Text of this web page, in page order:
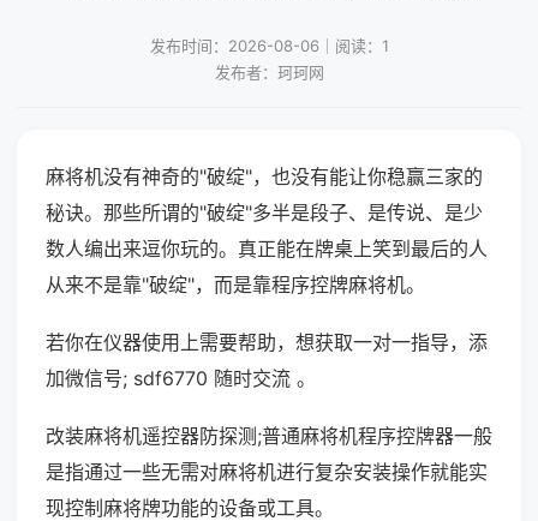
发布时间：2026-08-06｜阅读：1
发布者：珂珂网
麻将机没有神奇的"破绽"，也没有能让你稳赢三家的
秘诀。那些所谓的"破绽"多半是段子、是传说、是少
数人编出来逗你玩的。真正能在牌桌上笑到最后的人
从来不是靠"破绽"，而是靠程序控牌麻将机。
若你在仪器使用上需要帮助，想获取一对一指导，添
加微信号; sdf6770 随时交流 。
改装麻将机遥控器防探测;普通麻将机程序控牌器一般
是指通过一些无需对麻将机进行复杂安装操作就能实
现控制麻将牌功能的设备或工具。